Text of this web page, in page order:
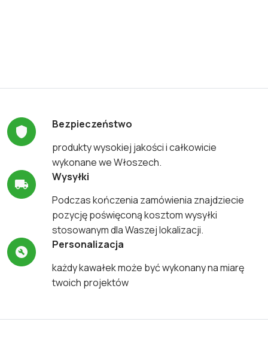
Bezpieczeństwo
produkty wysokiej jakości i całkowicie
wykonane we Włoszech.
Wysyłki
Podczas kończenia zamówienia znajdziecie
pozycję poświęconą kosztom wysyłki
stosowanym dla Waszej lokalizacji.
Personalizacja
każdy kawałek może być wykonany na miarę
twoich projektów